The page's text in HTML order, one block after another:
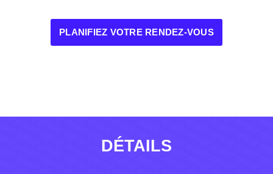
PLANIFIEZ VOTRE RENDEZ-VOUS
DÉTAILS